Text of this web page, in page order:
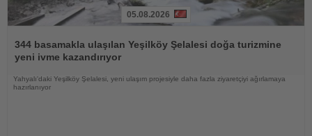
Oku
05.08.2026
344 basamakla ulaşılan Yeşilköy Şelalesi doğa turizmine
yeni ivme kazandırıyor
Yahyalı'daki Yeşilköy Şelalesi, yeni ulaşım projesiyle daha fazla ziyaretçiyi ağırlamaya
hazırlanıyor